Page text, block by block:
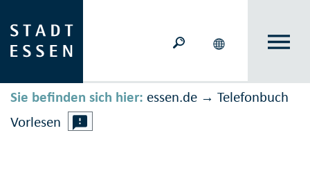
Sie befinden sich hier: essen.de → Telefonbuch
Vorlesen